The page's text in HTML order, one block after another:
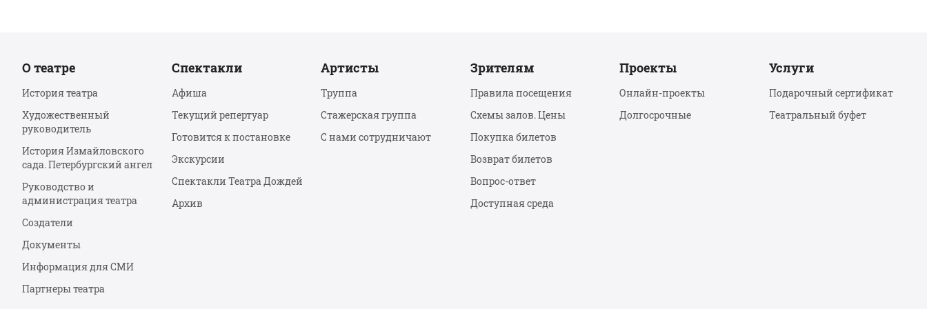
О театре
История театра
Художественный
руководитель
История Измайловского
сада. Петербургский ангел
Руководство и
администрация театра
Создатели
Документы
Информация для СМИ
Партнеры театра
Спектакли
Афиша
Текущий репертуар
Готовится к постановке
Экскурсии
Спектакли Театра Дождей
Архив
Артисты
Труппа
Стажерская группа
С нами сотрудничают
Зрителям
Правила посещения
Схемы залов. Цены
Покупка билетов
Возврат билетов
Вопрос-ответ
Доступная среда
Проекты
Онлайн-проекты
Долгосрочные
Услуги
Подарочный сертификат
Театральный буфет